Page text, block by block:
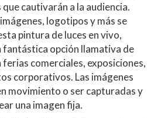
cautivarán a la audiencia.
logotipos y más se
pintura de luces en vivo,
fantástica opción llamativa de
comerciales, exposiciones,
corporativos. Las imágenes
movimiento o ser capturadas y
una imagen fija.